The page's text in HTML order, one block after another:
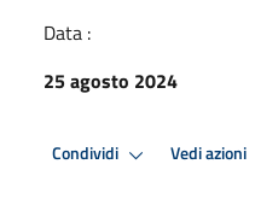
Data :
25 agosto 2024
Condividi Vedi azioni